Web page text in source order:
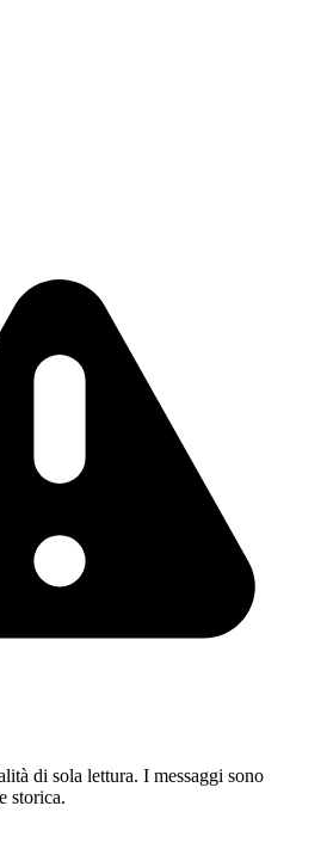
di sola lettura. I messaggi sono
storica.